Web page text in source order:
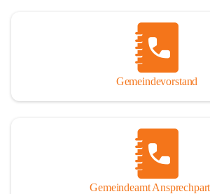
Gemeindevorstand
Gemeindeamt